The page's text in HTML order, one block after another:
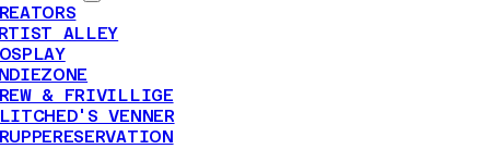
ALLEY
& FRIVILLIGE
VENNER